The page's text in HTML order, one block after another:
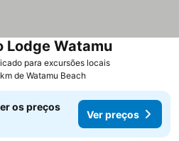
para excursões locais
Lodge Watamu
de Watamu Beach
os preços
Ver preços